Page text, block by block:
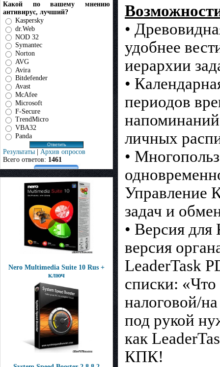
Какой по вашему мнению
антивирус, лучший?
Kaspersky
dr.Web
NOD 32
Symantec
Norton
AVG
Avira
Bitdefender
Avast
McAfee
Microsoft
F-Secure
TrendMicro
VBA32
Panda
Результаты | Архив опросов
Всего ответов: 1461
Nero Multimedia Suite 10 Rus +
ключ
•
удобнее
иерархии
•
периодов
личных
•
Управление
задач и
• Версия
версия
LeaderTask
списки: «Что
налоговой/
под рукой
как
КПК!